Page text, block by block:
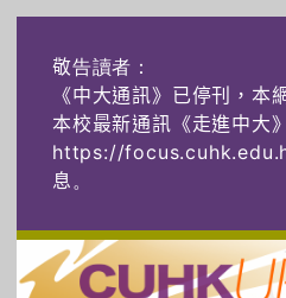
敬告讀者：
《中大通訊》已停刊，本
本校最新通訊《走進中大
https://
息。